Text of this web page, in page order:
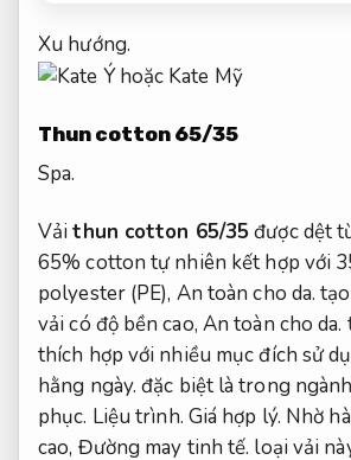
Xu hướng.
Thun cotton 65/35
Spa.
Vảithun cotton 65/35 được dệt
65% cotton tự nhiên kết hợp với
polyester (PE), An toàn cho da.
vải có độ bền cao, An toàn cho da.
thích hợp với nhiều mục đích sử
hằng ngày. đặc biệt là trong
phục. Liệu trình. Giá hợp lý. Nhờ
cao, Đường may tinh tế. loại vải